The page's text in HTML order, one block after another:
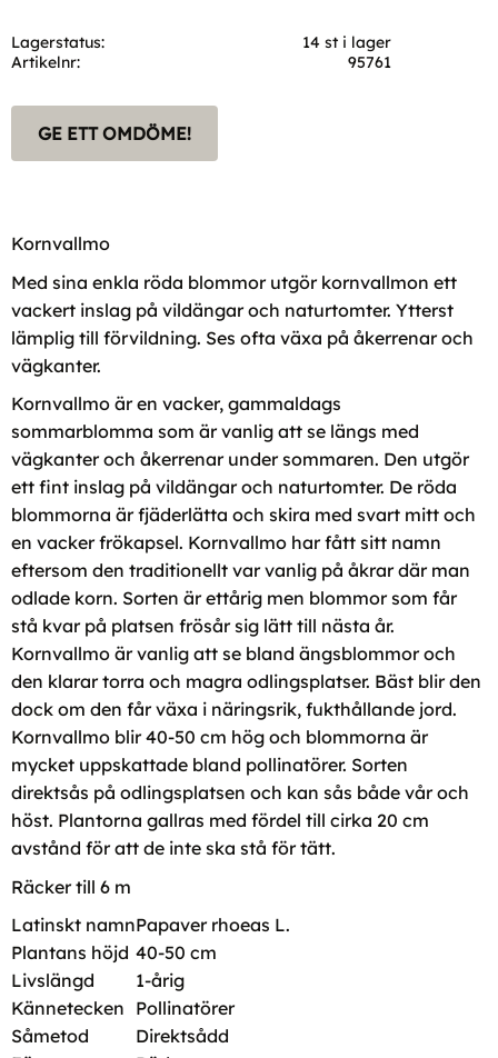
Lagerstatus
14 st i lager
Artikelnr
95761
GE ETT OMDÖME!
Kornvallmo
Med sina enkla röda blommor utgör kornvallmon ett
vackert inslag på vildängar och naturtomter. Ytterst
lämplig till förvildning. Ses ofta växa på åkerrenar och
vägkanter.
Kornvallmo är en vacker, gammaldags
sommarblomma som är vanlig att se längs med
vägkanter och åkerrenar under sommaren. Den utgör
ett fint inslag på vildängar och naturtomter. De röda
blommorna är fjäderlätta och skira med svart mitt och
en vacker frökapsel. Kornvallmo har fått sitt namn
eftersom den traditionellt var vanlig på åkrar där man
odlade korn. Sorten är ettårig men blommor som får
stå kvar på platsen frösår sig lätt till nästa år.
Kornvallmo är vanlig att se bland ängsblommor och
den klarar torra och magra odlingsplatser. Bäst blir den
dock om den får växa i näringsrik, fukthållande jord.
Kornvallmo blir 40-50 cm hög och blommorna är
mycket uppskattade bland pollinatörer. Sorten
direktsås på odlingsplatsen och kan sås både vår och
höst. Plantorna gallras med fördel till cirka 20 cm
avstånd för att de inte ska stå för tätt.
Räcker till 6 m
Latinskt namnPapaver rhoeas L.
Plantans höjd 40-50 cm
Livslängd
1-årig
Kännetecken Pollinatörer
Såmetod
Direktsådd